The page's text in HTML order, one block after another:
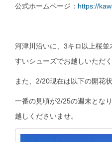
公式ホームページ： https://
河津川沿いに、3キロ以上桜
すいシューズでお越しいただ
また、2/20現在は以下の開花状
一番の見頃が2/25の週末とな
越しくださいませ。